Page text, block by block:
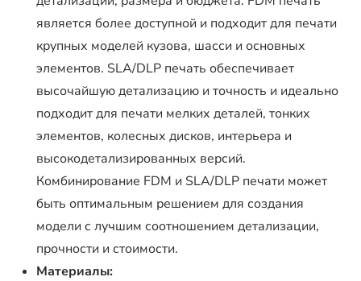
является более доступной и подходит для печати
крупных моделей кузова, шасси и основных
элементов. SLA/DLP печать обеспечивает
высочайшую детализацию и точность и идеально
подходит для печати мелких деталей, тонких
элементов, колесных дисков, интерьера и
высокодетализированных версий.
Комбинирование FDM и SLA/DLP печати может
быть оптимальным решением для создания
модели с лучшим соотношением детализации,
прочности и стоимости.
Материалы: